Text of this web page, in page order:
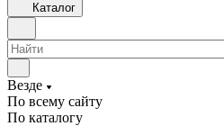
Каталог
Везде
По всему сайту
По каталогу